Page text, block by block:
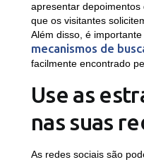
apresentar
que os visitantes
Além disso, é
mecanismos de
facilmente encontrado
Use as
nas suas
As redes sociais são